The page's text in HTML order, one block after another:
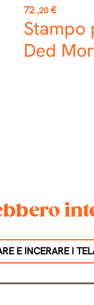
Prezzo
72 ,20 €
Stampo
Ded
E INCERARE I